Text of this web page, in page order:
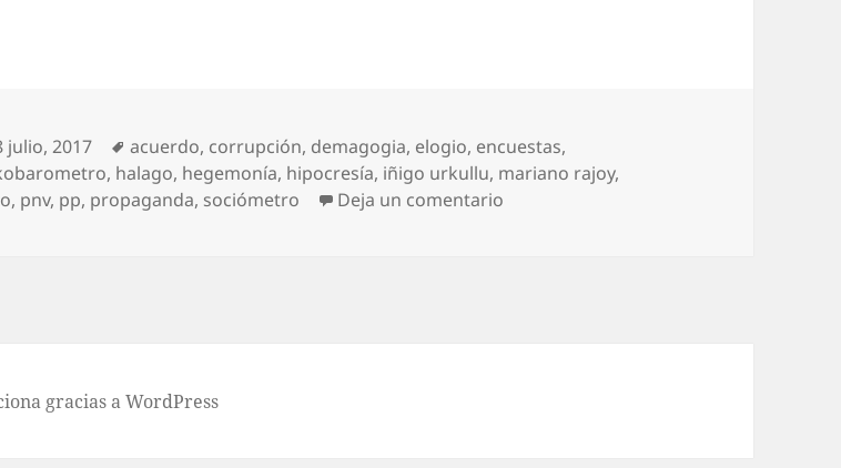
julio, 2017 Etiquetas
acuerdo, corrupción, demagogia, elogio, encuestas,
, halago, hegemonía, hipocresía, iñigo urkullu, mariano rajoy,
, pnv, pp, propaganda, sociómetro Deja un comentario
gracias a WordPress